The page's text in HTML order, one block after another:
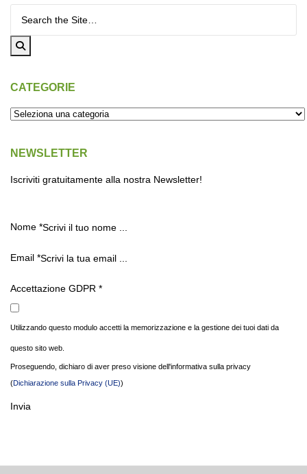
CATEGORIE
NEWSLETTER
Iscriviti gratuitamente alla nostra Newsletter!
Nome *
Email *
Accettazione GDPR *
Utilizzando questo modulo accetti la memorizzazione e la gestione dei tuoi dati da
questo sito web.
Proseguendo, dichiaro di aver preso visione dell'informativa sulla privacy
(Dichiarazione sulla Privacy (UE))
Invia